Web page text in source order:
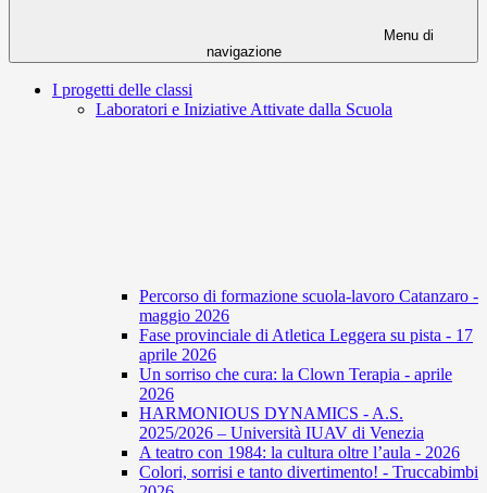
Menu di
navigazione
I progetti delle classi
Laboratori e Iniziative Attivate dalla Scuola
Percorso di formazione scuola-lavoro Catanzaro -
maggio 2026
Fase provinciale di Atletica Leggera su pista - 17
aprile 2026
Un sorriso che cura: la Clown Terapia - aprile
2026
HARMONIOUS DYNAMICS - A.S.
2025/2026 – Università IUAV di Venezia
A teatro con 1984: la cultura oltre l’aula - 2026
Colori, sorrisi e tanto divertimento! - Truccabimbi